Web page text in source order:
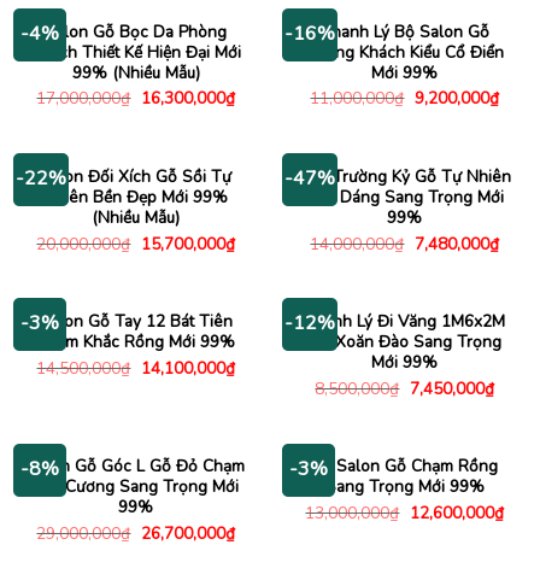
14,480,000₫.
-4%Salon Gỗ Bọc Da Phòng
Khách Thiết Kế Hiện Đại Mới
99% (Nhiều Mẫu)
17,000,000₫ Giá
gốc
16,300,000₫Giá
hiện
16,300,000₫.
-16%Thanh Lý Bộ Salon Gỗ
Phòng Khách Kiểu Cổ Điển
Mới 99%
11,000,000₫ Giá
gốc
9,200,000₫Giá
hiện
-22%Salon Đối Xích Gỗ Sồi Tự
Nhiên Bền Đẹp Mới 99%
(Nhiều Mẫu)
20,000,000₫ Giá
gốc
15,700,000₫Giá
hiện
15,700,000₫.
-47%
Ghế Trường Kỷ Gỗ Tự Nhiên
Kiểu Dáng Sang Trọng Mới
99%
14,000,000₫ Giá
gốc
7,480,000₫Giá
hiện
-3%Salon Gỗ Tay 12 Bát Tiên
Chạm Khắc Rồng Mới 99%
14,500,000₫ Giá
gốc
14,100,000₫Giá
hiện
-12%
Thanh Lý Đi Văng 1M6x2M
Gỗ Xoăn Đào Sang Trọng
Mới 99%
8,500,000₫ Giá
gốc
7,450,000₫Giá
hiện
-8%
Salon Gỗ Góc L Gỗ Đỏ Chạm
Kim Cương Sang Trọng Mới
99%
29,000,000₫ Giá
gốc
26,700,000₫Giá
hiện
-3%Bộ Salon Gỗ Chạm Rồng
Sang Trọng Mới 99%
13,000,000₫ Giá
gốc
12,600,000₫Giá
hiện